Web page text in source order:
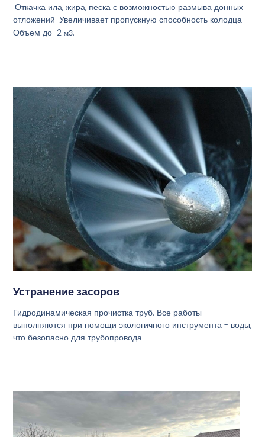
.Откачка ила, жира, песка с возможностью размыва донных
отложений. Увеличивает пропускную способность колодца.
Объем до 12м3.
Устранение засоров
Гидродинамическая прочистка труб. Все работы
выполняются при помощи экологичного инструмента - воды,
что безопасно для трубопровода.